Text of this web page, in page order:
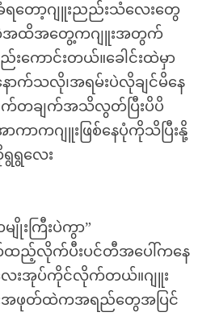
တော့ဂျူးညည်းသံလေးတွေ
တဲ့အထိအတွေ့ကဂျူးအတွက်
ကောင်းတယ်။ခေါင်းထဲမှာ
ာက်သလို၊အရမ်းပဲလိုချင်မိနေ
က်တချက်အသိလွတ်ပြီးပိပိ
ာကဂျူးဖြစ်နေပုံကိုသိပြီးနို့
ရွလေး
းကြီးပဲကွာ”
ထည့်လိုက်ပီးပင်တီအပေါ်ကနေ
းအုပ်ကိုင်လိုက်တယ်။ဂျူး
အဖုတ်ထဲကအရည်တွေအပြင်